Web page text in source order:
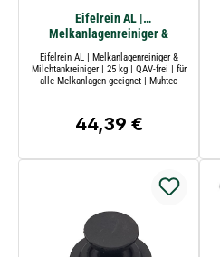
Eifelrein AL |
Melkanlagenreiniger &
QAV-frei
Eifelrein AL | Melkanlagenreiniger &
Milchtankreiniger | 25 kg | QAV-frei | für
alle Melkanlagen geeignet | Muhtec
Regulärer Preis:
44,39 €